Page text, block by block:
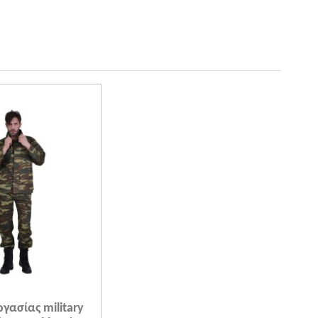
military